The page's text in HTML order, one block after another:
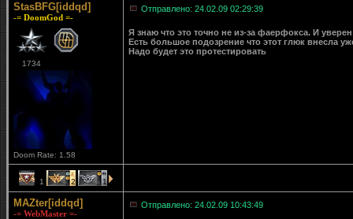
StasBFG[iddqd]
-= DoomGod =-
1734
Doom Rate: 1.58
Отправлено: 24.02.09 02:29:39
Я знаю что это точно не из-за фаерфокса. И
Есть большое подозрение что этот глюк внесла
Надо будет это протестировать
1 2 1
MAZter[iddqd]
-= WebMaster =-
Отправлено: 24.02.09 10:43:49